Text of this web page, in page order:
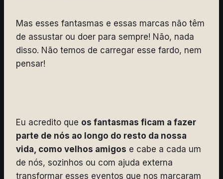
Mas esses fantasmas e essas marcas não têm
de assustar ou doer para sempre! Não, nada
disso. Não temos de carregar esse fardo, nem
pensar!
Eu acredito que os fantasmas ficam a fazer
parte de nós ao longo do resto da nossa
vida, como velhos amigos e cabe a cada um
de nós, sozinhos ou com ajuda externa
transformar esses eventos que nos marcaram